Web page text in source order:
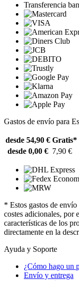
Transferencia
Gastos de envío para
desde 54,90 € Gratis*
desde 0,00 € 7,90 €
* Estos gastos de
costes adicionales, por
características de los
directamente en la
Ayuda y Soporte
¿Cómo hago un
Envío y entrega